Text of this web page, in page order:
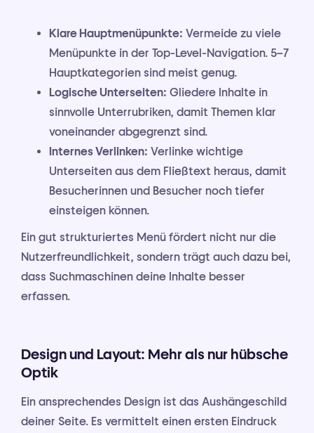
Klare Hauptmenüpunkte: Vermeide zu viele
Menüpunkte in der Top-Level-Navigation. 5–7
Hauptkategorien sind meist genug.
Logische Unterseiten: Gliedere Inhalte in
sinnvolle Unterrubriken, damit Themen klar
voneinander abgegrenzt sind.
Internes Verlinken: Verlinke wichtige
Unterseiten aus dem Fließtext heraus, damit
Besucherinnen und Besucher noch tiefer
einsteigen können.
Ein gut strukturiertes Menü fördert nicht nur die
Nutzerfreundlichkeit, sondern trägt auch dazu bei,
dass Suchmaschinen deine Inhalte besser
erfassen.
Design und Layout: Mehr als nur hübsche
Optik
Ein ansprechendes Design ist das Aushängeschild
deiner Seite. Es vermittelt einen ersten Eindruck